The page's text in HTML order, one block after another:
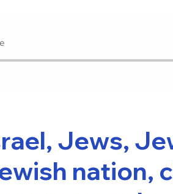
Jews,
nation,